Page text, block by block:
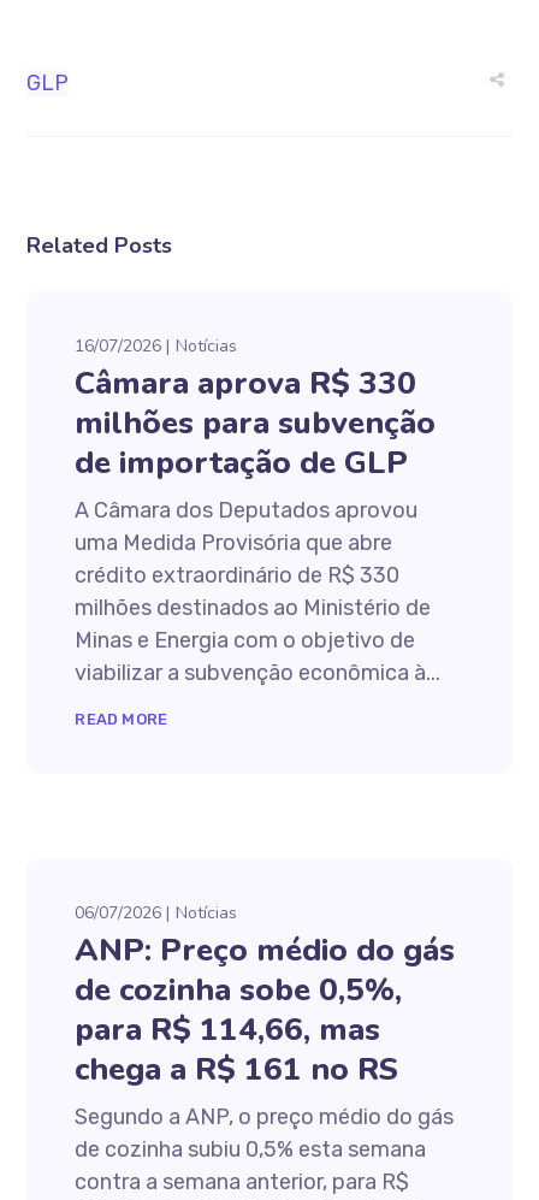
GLP
Related Posts
16/07/2026 Notícias
Câmara aprova R$ 330
milhões para subvenção
de importação de GLP
A Câmara dos Deputados aprovou
uma Medida Provisória que abre
crédito extraordinário de R$ 330
milhões destinados ao Ministério de
Minas e Energia com o objetivo de
viabilizar a subvenção econômica à...
READ MORE
06/07/2026 Notícias
ANP: Preço médio do gás
de cozinha sobe 0,5%,
para R$ 114,66, mas
chega a R$ 161 no RS
Segundo a ANP, o preço médio do gás
de cozinha subiu 0,5% esta semana
contra a semana anterior, para R$